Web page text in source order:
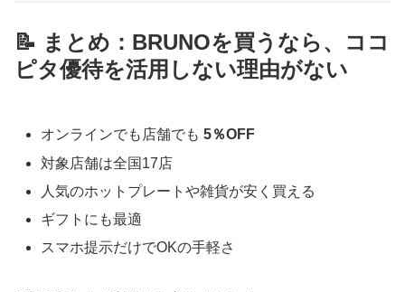
📝 まとめ：BRUNOを買うなら、ココ
ピタ優待を活用しない理由がない
オンラインでも店舗でも5％OFF
対象店舗は全国17店
人気のホットプレートや雑貨が安く買える
ギフトにも最適
スマホ提示だけでOKの手軽さ